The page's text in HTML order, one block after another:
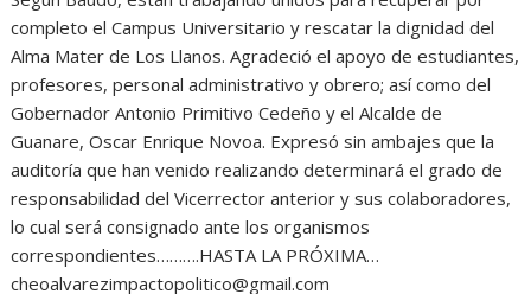
completo el Campus Universitario y rescatar la dignidad del
Alma Mater de Los Llanos. Agradeció el apoyo de estudiantes,
profesores, personal administrativo y obrero; así como del
Gobernador Antonio Primitivo Cedeño y el Alcalde de
Guanare, Oscar Enrique Novoa. Expresó sin ambajes que la
auditoría que han venido realizando determinará el grado de
responsabilidad del Vicerrector anterior y sus colaboradores,
lo cual será consignado ante los organismos
correspondientes……….HASTA LA PRÓXIMA…
cheoalvarezimpactopolitico@gmail.com